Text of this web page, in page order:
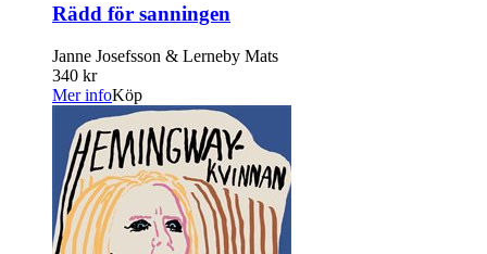
Rädd för sanningen
Janne Josefsson & Lerneby Mats
340 kr
Mer infoKöp